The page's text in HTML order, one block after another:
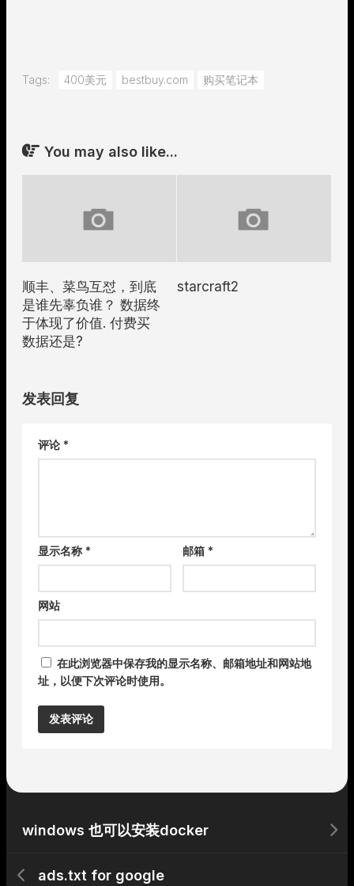
Tags: 400美元 bestbuy.com 购买笔记本
You may also like...
顺丰、菜鸟互怼，到底
是谁先辜负谁？ 数据终
于体现了价值. 付费买
数据还是?
starcraft2
发表回复
评论 *
显示名称 * 邮箱*
网站
在此浏览器中保存我的显示名称、邮箱地址和网站地
址，以便下次评论时使用。
windows 也可以安装docker
ads.txt for google